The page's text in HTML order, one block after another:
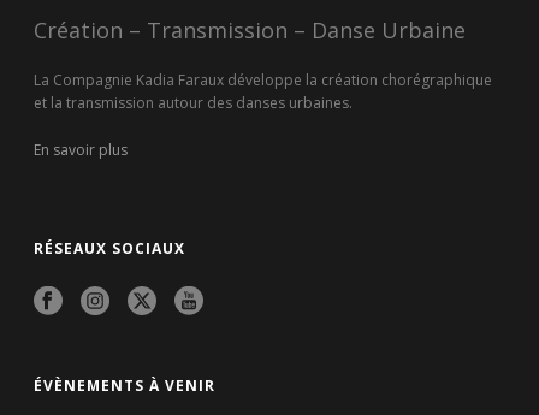
Création – Transmission – Danse Urbaine
La Compagnie Kadia Faraux développe la création chorégraphique
et la transmission autour des danses urbaines.
En savoir plus
RÉSEAUX SOCIAUX
ÉVÈNEMENTS À VENIR